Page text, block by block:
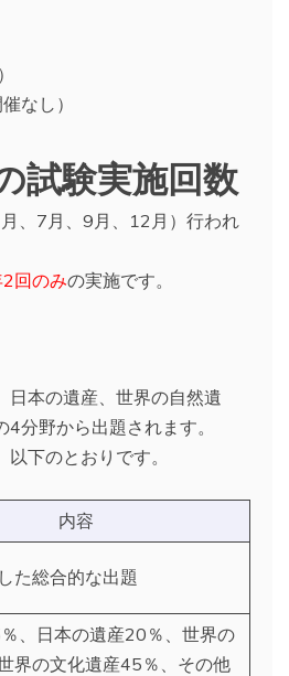
なし）
試験実施回数
月、7月、9月、12月）行われ
回のみの実施です。
日本の遺産、世界の自然遺
分野から出題されます。
下のとおりです。
内容
た総合的な出題
、日本の遺産20％、世界の
界の文化遺産45％、その他